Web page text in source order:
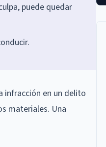
puede quedar
infracción en un delito
materiales. Una